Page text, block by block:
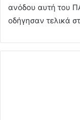
ανόδου αυτή του
οδήγησαν τελικά